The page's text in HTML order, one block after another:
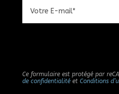
Ce formulaire est protégé par
de confidentialitéet Conditions